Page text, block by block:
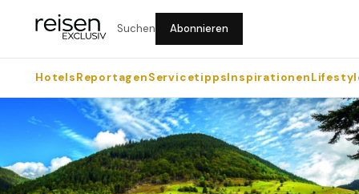
Suchen Abonnieren
HotelsReportagenServicetippsInspirationen